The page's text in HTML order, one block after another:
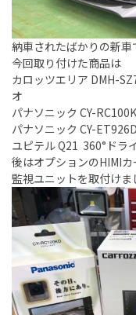
納車されたばかりの新車
今回取り付けた商品は
カロッツエリア DMH-
オ
パナソニック CY-
パナソニック CY-
ユピテル Q21 360°ドラ
後はオプションのHIMI
監視ユニットを取付けま